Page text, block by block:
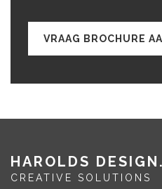
VRAAG BROCHURE
HAROLDS DESIGN
CREATIVE SOLUTIONS